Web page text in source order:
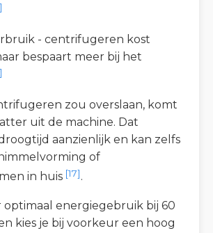
- centrifugeren kost
bespaart meer bij het
zou overslaan, komt
uit de machine. Dat
aanzienlijk en kan zelfs
of
in huis [17].
optimaal energiegebruik bij 60
kies je bij voorkeur een hoog